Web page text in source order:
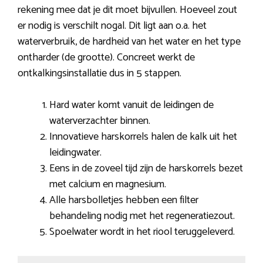
rekening mee dat je dit moet bijvullen. Hoeveel zout
er nodig is verschilt nogal. Dit ligt aan o.a. het
waterverbruik, de hardheid van het water en het type
ontharder (de grootte). Concreet werkt de
ontkalkingsinstallatie dus in 5 stappen.
Hard water komt vanuit de leidingen de
waterverzachter binnen.
Innovatieve harskorrels halen de kalk uit het
leidingwater.
Eens in de zoveel tijd zijn de harskorrels bezet
met calcium en magnesium.
Alle harsbolletjes hebben een filter
behandeling nodig met het regeneratiezout.
Spoelwater wordt in het riool teruggeleverd.